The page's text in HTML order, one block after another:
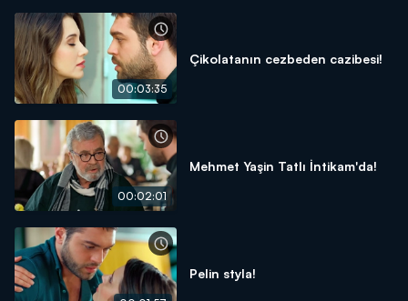
00:03:35
Çikolatanın cezbeden cazibesi!
00:02:01
Mehmet Yaşin Tatlı İntikam'da!
Pelin styla!